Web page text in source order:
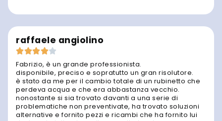
raffaele angiolino
Fabrizio, è un grande professionista.
disponibile, preciso e sopratutto un gran risolutore.
è stato da me per il cambio totale di un rubinetto che
perdeva acqua e che era abbastanza vecchio.
nonostante si sia trovato davanti a una serie di
problematiche non preventivate, ha trovato soluzioni
alternative e fornito pezzi e ricambi che ha fornito lui